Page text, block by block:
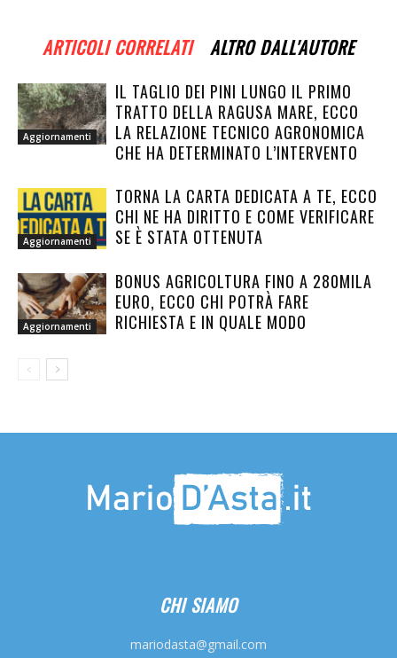
ARTICOLI CORRELATI ALTRO DALL'AUTORE
Aggiornamenti
IL TAGLIO DEI PINI LUNGO IL PRIMO
TRATTO DELLA RAGUSA MARE, ECCO
LA RELAZIONE TECNICO AGRONOMICA
CHE HA DETERMINATO L’INTERVENTO
Aggiornamenti
TORNA LA CARTA DEDICATA A TE, ECCO
CHI NE HA DIRITTO E COME VERIFICARE
SE È STATA OTTENUTA
Aggiornamenti
BONUS AGRICOLTURA FINO A 280MILA
EURO, ECCO CHI POTRÀ FARE
RICHIESTA E IN QUALE MODO
CHI SIAMO
mariodasta@gmail.com